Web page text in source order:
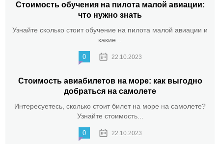
Стоимость обучения на пилота малой авиации:
что нужно знать
Узнайте сколько стоит обучение на пилота малой авиации и
какие...
0 22.10.2023
Стоимость авиабилетов на море: как выгодно
добраться на самолете
Интересуетесь, сколько стоит билет на море на самолете?
Узнайте стоимость...
0 22.10.2023